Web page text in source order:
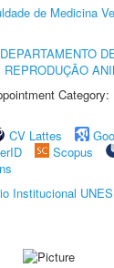
de Medicina
DEPARTAMENTO
CV Lattes
Scopus
Institucional